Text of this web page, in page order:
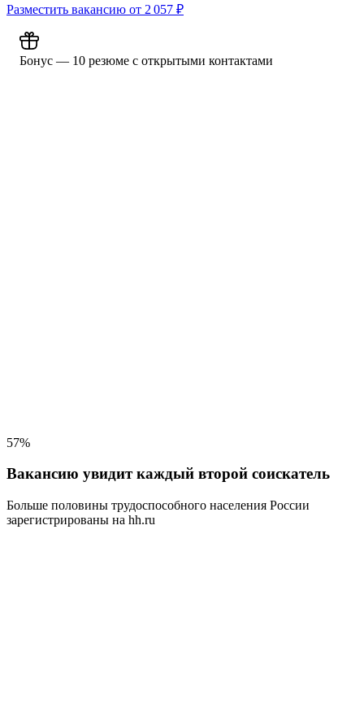
Разместить вакансию от 2 057 ₽
Бонус — 10 резюме с открытыми контактами
57%
Вакансию увидит каждый второй соискатель
Больше половины трудоспособного населения России
зарегистрированы на hh.ru